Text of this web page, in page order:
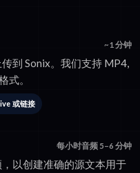
~1 分钟
到 Sonix。我们支持 MP4,
式。
或链接
每小时音频 5–6 分钟
以创建准确的源文本用于